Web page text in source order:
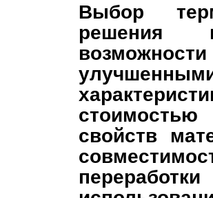
Выбор
решения
свойств